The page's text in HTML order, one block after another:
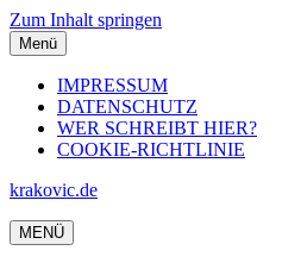
Zum Inhalt springen
Menü
IMPRESSUM
DATENSCHUTZ
WER SCHREIBT HIER?
COOKIE-RICHTLINIE
krakovic.de
MENÜ